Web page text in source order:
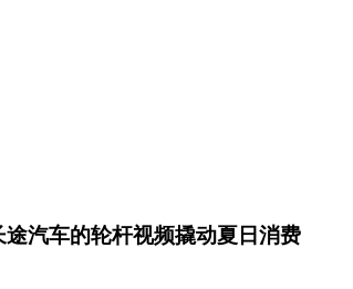
汽车的轮杆视频撬动夏日消费